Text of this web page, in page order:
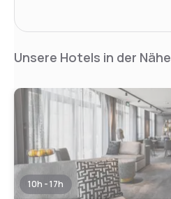
Unsere Hotels in der Nähe
10h - 17h